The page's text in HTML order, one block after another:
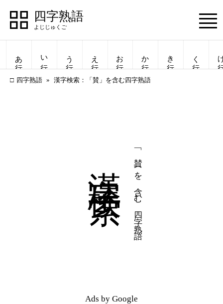
四字熟語
四字熟語
一覧表示
漢字検索
Menu
あ行 い行 う行 え行 お行 か行 き行 く行
四字熟語 漢字検索：「賛」を含む四字熟語
「賛」を含む四字熟語
Ads by Google
四字熟語
一覧表示
漢字検索